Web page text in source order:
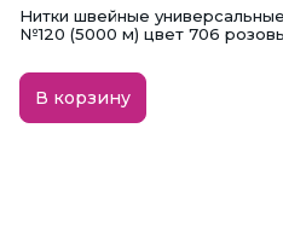
Нитки швейные
№120 (5000 м) цвет 706
В корзину